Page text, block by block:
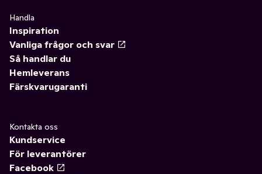
Handla
Inspiration
Vanliga frågor och svar
Så handlar du
Hemleverans
Färskvarugaranti
Kontakta oss
Kundservice
För leverantörer
Facebook